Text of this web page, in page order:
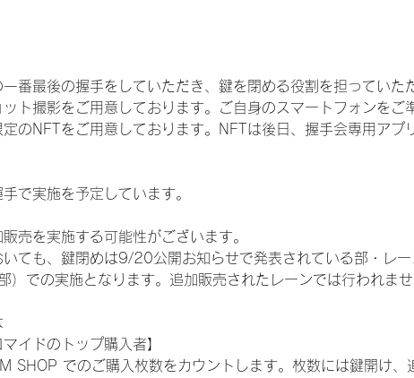
番最後の握手をしていただき、鍵を閉める役割を担っていた
ト撮影をご用意しております。ご自身のスマートフォンをご
のNFTをご用意しております。NFTは後日、握手会専用アプ
で実施を予定しています。
売を実施する可能性がございます。
いても、鍵閉めは9/20公開お知らせで発表されている部・レ
）での実施となります。追加販売されたレーンでは行われませ
イドのトップ購入者】
SHOP でのご購入枚数をカウントします。枚数には鍵開け、